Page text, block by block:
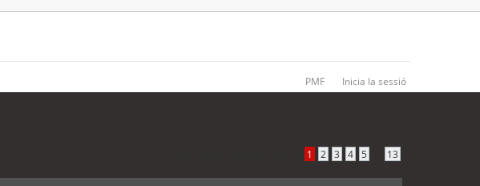
PMF Inicia la sessió
1 2 3 4 5 13